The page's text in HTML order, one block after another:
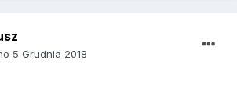
5 Grudnia 2018